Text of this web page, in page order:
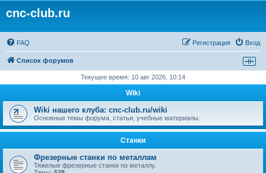
cnc-club.ru
FAQ Вход
Регистрация
Список форумов
Текущее время: 10 авг 2026, 10:14
Wiki
Wiki нашего клуба: cnc-club.ru/wiki
Основные темы форума, статьи, учебные материалы.
Станки
Фрезерные станки по металлам
Тяжелые фрезерные станки по металлу.